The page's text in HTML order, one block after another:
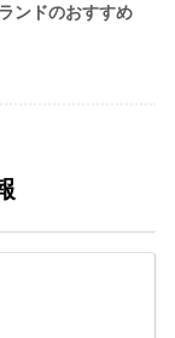
ンドのおすすめ